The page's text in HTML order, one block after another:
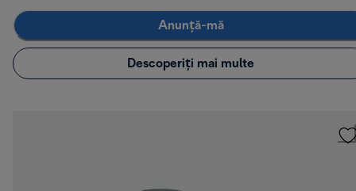
Anunță-mă
Descoperiți mai multe